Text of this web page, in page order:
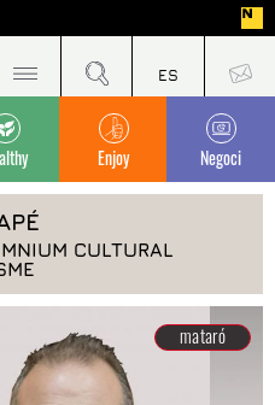
Enjoy Negoci
CULTURAL
mataró